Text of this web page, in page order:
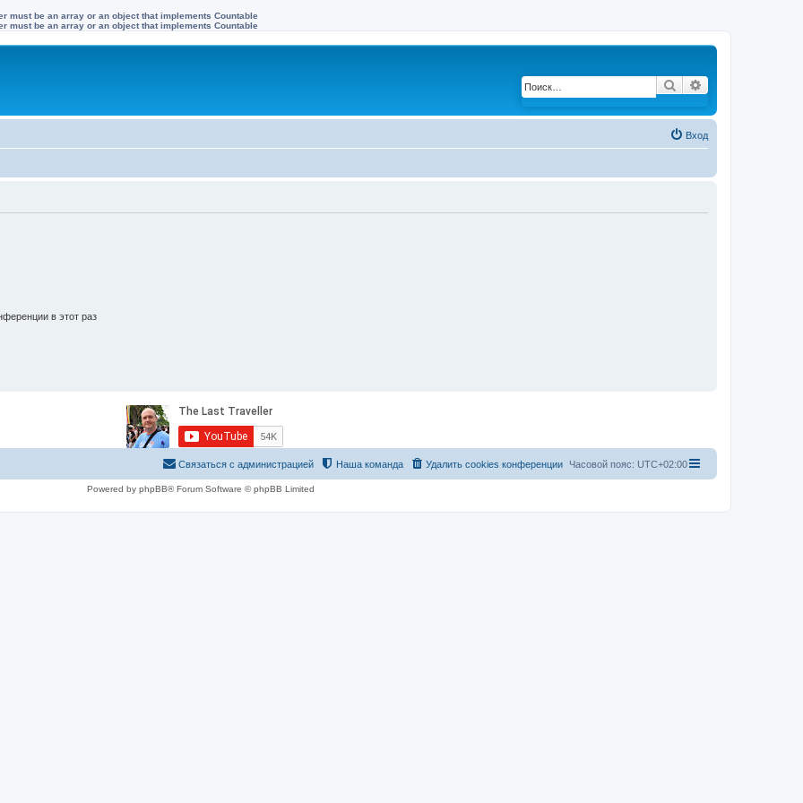
must be an array or an object that implements Countable
must be an array or an object that implements Countable
Поиск
Вход
в этот раз
Часовой пояс: UTC+02:00
Удалить cookies конференции
Наша команда
Связаться с администрацией
Powered by phpBB® Forum Software © phpBB Limited